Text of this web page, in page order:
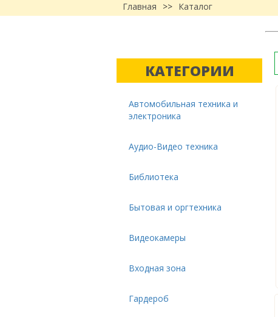
Главная >> Каталог
КАТЕГОРИИ
Автомобильная техника и
электроника
Аудио-Видео техника
Библиотека
Бытовая и оргтехника
Видеокамеры
Входная зона
Гардероб